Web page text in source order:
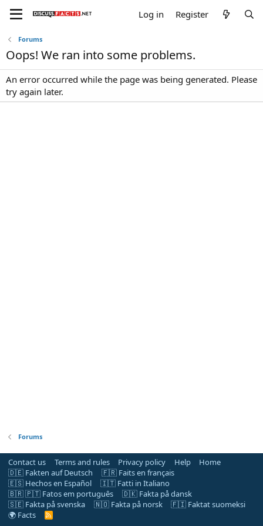
Log in Register
Forums
Oops! We ran into some problems.
An error occurred while the page was being generated. Please
try again later.
Forums
Contact us Terms and rules Privacy policy Help
Home
🇩🇪 Fakten auf Deutsch
🇫🇷 Faits en français
🇪🇸 Hechos en Español
🇮🇹 Fatti in Italiano
🇧🇷 🇵🇹 Fatos em português
🇩🇰 Fakta på dansk
🇸🇪 Fakta på svenska
🇳🇴 Fakta på norsk
🇫🇮 Faktat suomeksi
🌍 Facts
R